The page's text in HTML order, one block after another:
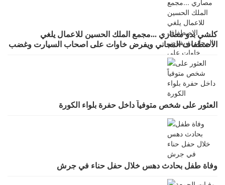
كلشي بدو مصاري ...مجمع الملك الحسين للاعمال يلغي
الاصطفاف المجاني ويفرض خاوات على اصحاب السيارت وغضب
واسع لقرار يطرد الاستثمار
العثور على شخص متوفياً داخل حفرة بلواء الكورة
وفاة طفل بحادث دهس خلال حفل حناء في جرش